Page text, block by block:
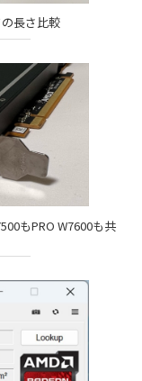
長さ比較
もPRO W7600も共